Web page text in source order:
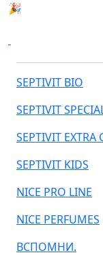
🎉 РОЗЫГРЫШ
SEPTIVIT BIO
SEPTIVIT
SEPTIVIT EXTRA
SEPTIVIT KIDS
NICE PRO LINE
NICE PERFUMES
ВСПОМНИ.